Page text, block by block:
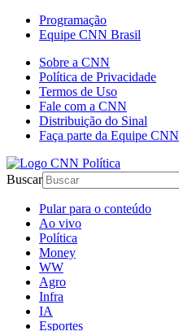
Programação
Equipe CNN Brasil
Sobre a CNN
Política de Privacidade
Termos de Uso
Fale com a CNN
Distribuição do Sinal
Faça parte da Equipe CNN
Buscar
Pular para o conteúdo
Ao vivo
Política
Money
WW
Agro
Infra
IA
Esportes